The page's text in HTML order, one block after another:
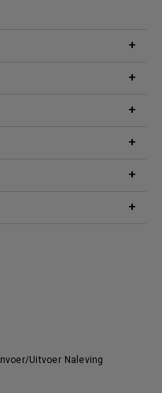
Invoer/Uitvoer Naleving